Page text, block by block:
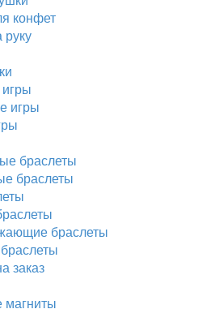
конфет
игры
браслеты
браслеты
браслеты
заказ